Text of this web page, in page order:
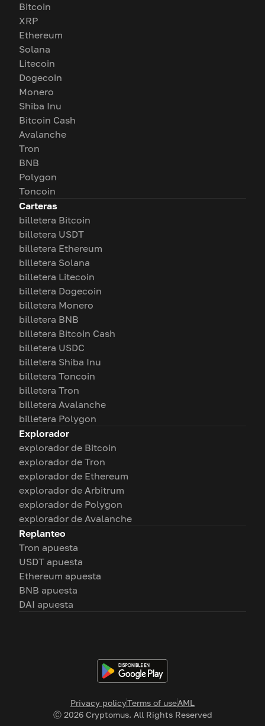
Privacy policyTerms of useAML
Ⓒ 2026Cryptomus. All Rights Reserved
Bitcoin
XRP
Ethereum
Solana
Litecoin
Dogecoin
Monero
Shiba Inu
Bitcoin Cash
Avalanche
Tron
BNB
Polygon
Toncoin
Carteras
billetera Bitcoin
billetera USDT
billetera Ethereum
billetera Solana
billetera Litecoin
billetera Dogecoin
billetera Monero
billetera BNB
billetera Bitcoin Cash
billetera USDC
billetera Shiba Inu
billetera Toncoin
billetera Tron
billetera Avalanche
billetera Polygon
Explorador
explorador de Bitcoin
explorador de Tron
explorador de Ethereum
explorador de Arbitrum
explorador de Polygon
explorador de Avalanche
Replanteo
Tron apuesta
USDT apuesta
Ethereum apuesta
BNB apuesta
DAI apuesta